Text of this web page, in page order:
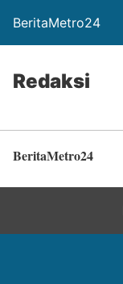
BeritaMetro24
Redaksi
BeritaMetro24